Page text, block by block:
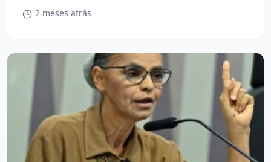
2 meses atrás